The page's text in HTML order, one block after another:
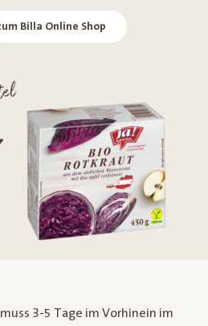
Billa Online Shop
3-5 Tage im Vorhinein im